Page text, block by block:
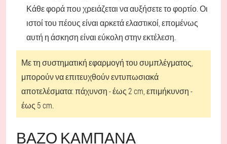
Κάθε φορά που χρειάζεται να αυξήσετε το φορτίο. Οι
ιστοί του πέους είναι αρκετά ελαστικοί, επομένως
αυτή η άσκηση είναι εύκολη στην εκτέλεση.
Με τη συστηματική εφαρμογή του συμπλέγματος,
μπορούν να επιτευχθούν εντυπωσιακά
αποτελέσματα: πάχυνση - έως 2 cm, επιμήκυνση -
έως 5 cm.
ΒΆΖΟ ΚΑΜΠΆΝΑ